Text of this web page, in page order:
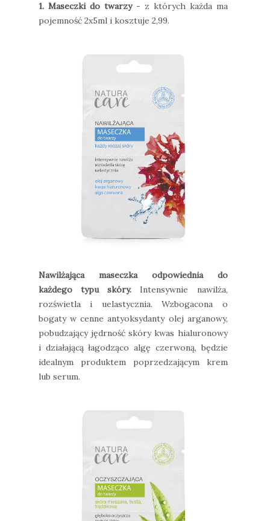
1. Maseczki do twarzy- z których każda ma
pojemność 2x5ml i kosztuje 2,99.
Nawilżająca maseczka odpowiednia do
każdego typu skóry. Intensywnie nawilża,
rozświetla i uelastycznia. Wzbogacona o
bogaty w cenne antyoksydanty olej arganowy,
pobudzający jędrność skóry kwas hialuronowy
i działającą łagodząco algę czerwoną, będzie
idealnym produktem poprzedzającym krem
lub serum.